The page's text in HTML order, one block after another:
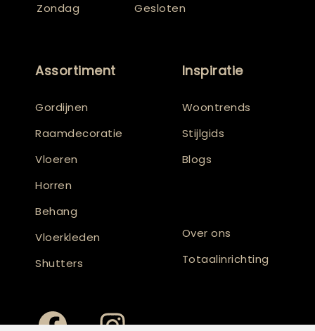
Zondag
Gesloten
Assortiment
Gordijnen
Raamdecoratie
Vloeren
Horren
Behang
Vloerkleden
Shutters
Inspiratie
Woontrends
Stijlgids
Blogs
Over ons
Totaalinrichting